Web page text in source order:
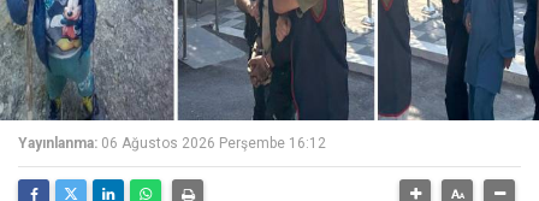
Yayınlanma: 06 Ağustos 2026 Perşembe 16:12